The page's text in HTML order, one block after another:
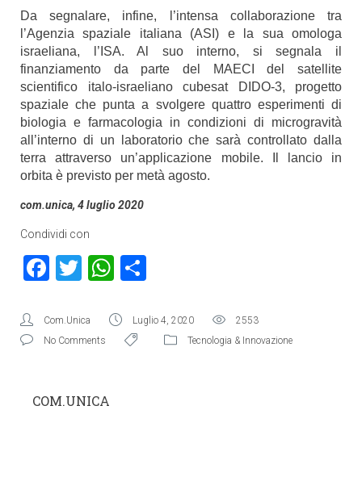
Da segnalare, infine, l’intensa collaborazione tra
l’Agenzia spaziale italiana (ASI) e la sua omologa
israeliana, l’ISA. Al suo interno, si segnala il
finanziamento da parte del MAECI del satellite
scientifico italo-israeliano cubesat DIDO-3, progetto
spaziale che punta a svolgere quattro esperimenti di
biologia e farmacologia in condizioni di microgravità
all’interno di un laboratorio che sarà controllato dalla
terra attraverso un’applicazione mobile. Il lancio in
orbita è previsto per metà agosto.
com.unica, 4 luglio 2020
Condividi con
Facebook
TwitterWhatsApp
Com.Unica Luglio 4, 2020
2553
No Comments
Tecnologia & Innovazione
COM.UNICA